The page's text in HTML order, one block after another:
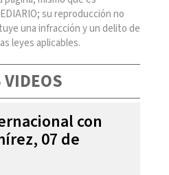
su reproducción no
una infracción y un delito de
leyes aplicables.
VIDEOS
con
07 de